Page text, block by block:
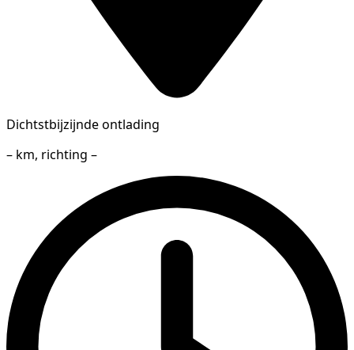
Dichtstbijzijnde ontlading
– km, richting –